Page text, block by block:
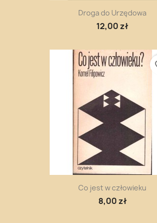
Droga do Urzędowa
12,00 zł
Co jest w człowieku
8,00 zł